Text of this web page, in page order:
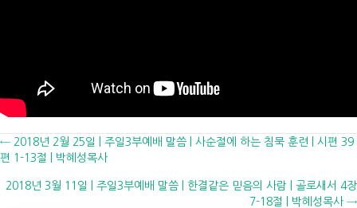
Posts
navigation
← 2018년 2월 25일 | 주일3부예배 말씀 | 사순절에 하는 침묵 훈련 | 시편 39
편 1-13절 | 박혜성목사
2018년 3월 11일 | 주일3부예배 말씀 | 한결같은 믿음의 사람 | 골로새서 4장
7-18절 | 박혜성목사 →